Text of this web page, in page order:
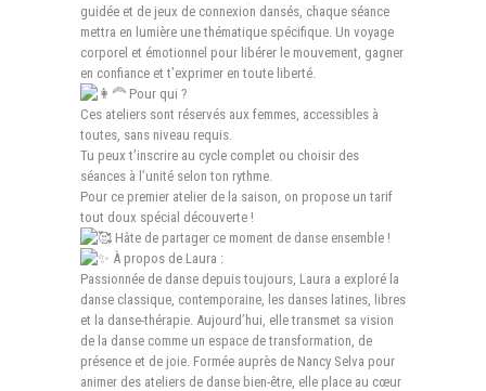
guidée et de jeux de connexion dansés, chaque séance
mettra en lumière une thématique spécifique. Un voyage
corporel et émotionnel pour libérer le mouvement, gagner
en confiance et t’exprimer en toute liberté.
Pour qui ?
Ces ateliers sont réservés aux femmes, accessibles à
toutes, sans niveau requis.
Tu peux t’inscrire au cycle complet ou choisir des
séances à l’unité selon ton rythme.
Pour ce premier atelier de la saison, on propose un tarif
tout doux spécial découverte !
Hâte de partager ce moment de danse ensemble !
À propos de Laura :
Passionnée de danse depuis toujours, Laura a exploré la
danse classique, contemporaine, les danses latines, libres
et la danse-thérapie. Aujourd’hui, elle transmet sa vision
de la danse comme un espace de transformation, de
présence et de joie. Formée auprès de Nancy Selva pour
animer des ateliers de danse bien-être, elle place au cœur